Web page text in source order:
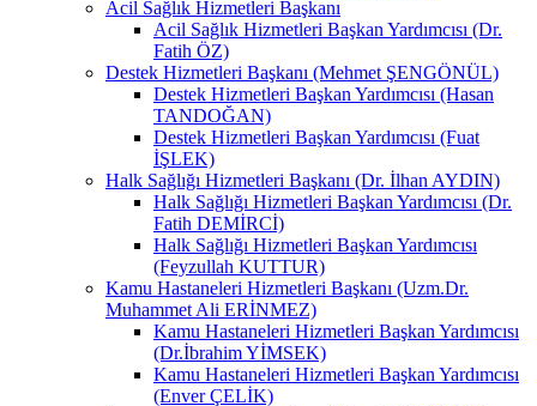
Acil Sağlık Hizmetleri Başkanı
Acil Sağlık Hizmetleri Başkan Yardımcısı (Dr.
Fatih ÖZ)
Destek Hizmetleri Başkanı (Mehmet ŞENGÖNÜL)
Destek Hizmetleri Başkan Yardımcısı (Hasan
TANDOĞAN)
Destek Hizmetleri Başkan Yardımcısı (Fuat
İŞLEK)
Halk Sağlığı Hizmetleri Başkanı (Dr. İlhan AYDIN)
Halk Sağlığı Hizmetleri Başkan Yardımcısı (Dr.
Fatih DEMİRCİ)
Halk Sağlığı Hizmetleri Başkan Yardımcısı
(Feyzullah KUTTUR)
Kamu Hastaneleri Hizmetleri Başkanı (Uzm.Dr.
Muhammet Ali ERİNMEZ)
Kamu Hastaneleri Hizmetleri Başkan Yardımcısı
(Dr.İbrahim YİMSEK)
Kamu Hastaneleri Hizmetleri Başkan Yardımcısı
(Enver ÇELİK)